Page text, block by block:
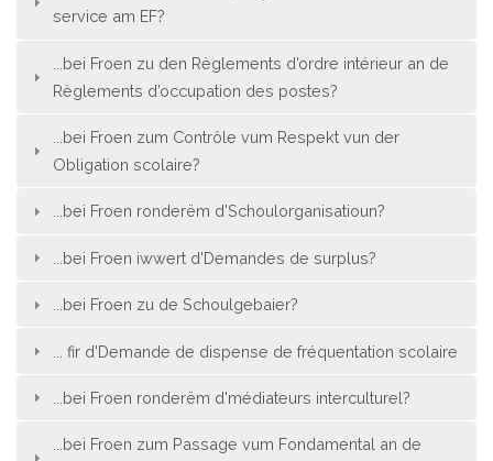
service am EF?
...bei Froen zu den Règlements d’ordre intérieur an de
Règlements d’occupation des postes?
...bei Froen zum Contrôle vum Respekt vun der
Obligation scolaire?
...bei Froen ronderëm d'Schoulorganisatioun?
...bei Froen iwwert d'Demandes de surplus?
...bei Froen zu de Schoulgebaier?
... fir d'Demande de dispense de fréquentation scolaire
...bei Froen ronderëm d'médiateurs interculturel?
...bei Froen zum Passage vum Fondamental an de